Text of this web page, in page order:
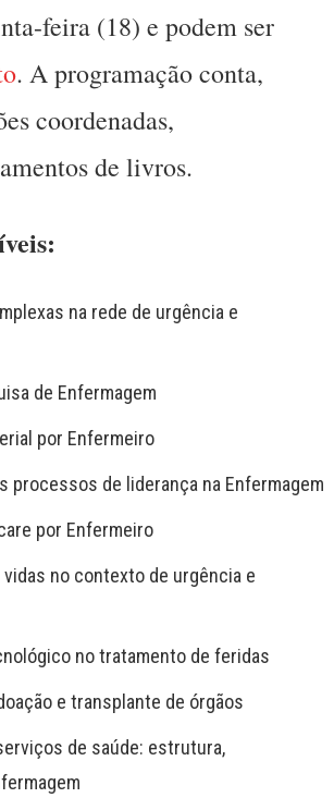
feira (18) e podem ser
. A programação conta,
coordenadas,
de livros.
na rede de urgência e
de Enfermagem
por Enfermeiro
de liderança na Enfermagem
por Enfermeiro
no contexto de urgência e
no tratamento de feridas
e transplante de órgãos
de saúde: estrutura,